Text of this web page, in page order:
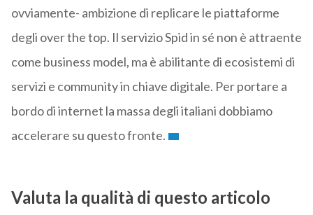
ovviamente- ambizione di replicare le piattaforme
degli over the top. Il servizio Spid in sé non è attraente
come business model, ma è abilitante di ecosistemi di
servizi e community in chiave digitale. Per portare a
bordo di internet la massa degli italiani dobbiamo
accelerare su questo fronte.
Valuta la qualità di questo articolo